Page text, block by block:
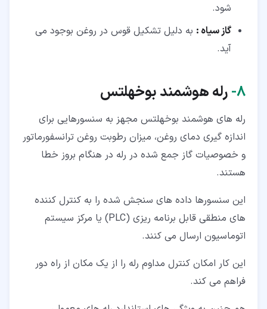
شود.
گاز سیاه : به دلیل تشکیل قوس در روغن بوجود می
آید.
۸‏- رله هوشمند بوخهلتس
رله های هوشمند بوخهلتس مجهز به سنسورهایی برای
اندازه گیری دمای روغن، میزان رطوبت روغن ترانسفورماتور
و خصوصیات گاز جمع شده در رله در هنگام بروز خطا
هستند.
این سنسورها داده های سنجش شده را به کنترل کننده
های منطقی قابل برنامه ریزی (PLC) یا مرکز سیستم
اتوماسیون ارسال می کنند.
این کار امکان کنترل مداوم رله را از یک مکان از راه دور
فراهم می کند.